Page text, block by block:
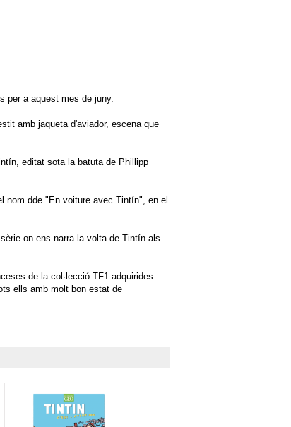
per a aquest mes de juny.
amb jaqueta d'aviador, escena que
editat sota la batuta de Phillipp
nom dde "En voiture avec Tintín", en el
on ens narra la volta de Tintín als
de la col·lecció TF1 adquirides
ells amb molt bon estat de